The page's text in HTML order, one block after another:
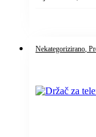
Nekategorizirano ,